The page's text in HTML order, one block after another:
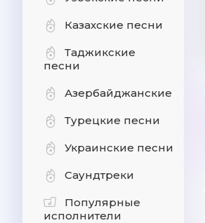
Казахские песни
Таджикские
песни
Азербайджанские
Турецкие песни
Украинские песни
Саундтреки
Популярные
исполнители